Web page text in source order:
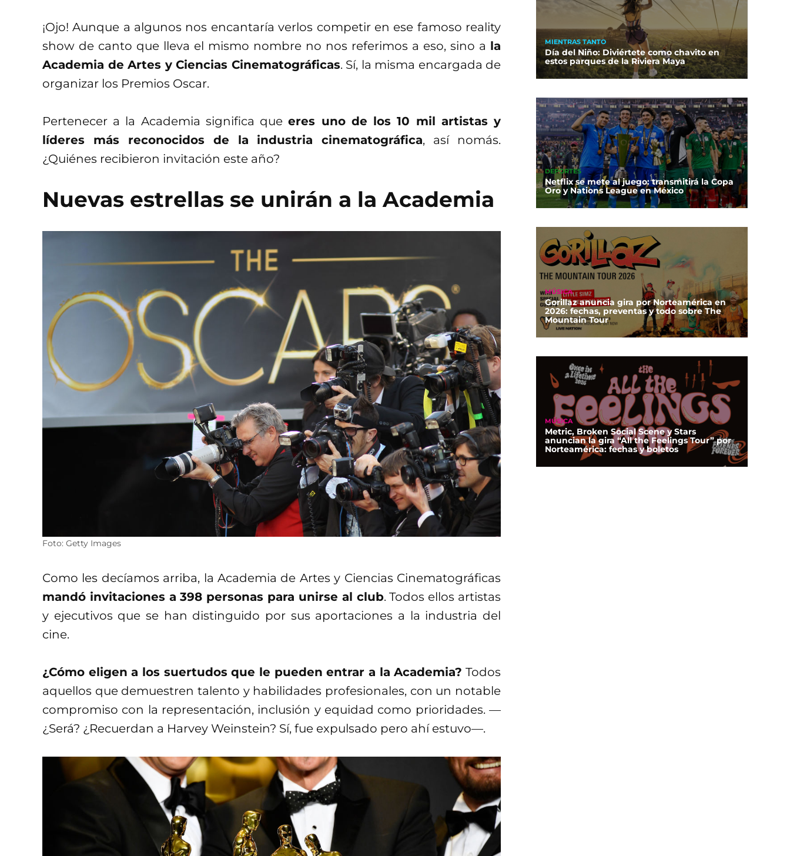
¡Ojo! Aunque a algunos nos encantaría verlos competir en ese famoso reality
show de canto que lleva el mismo nombre no nos referimos a eso, sino a la
Academia de Artes y Ciencias Cinematográficas. Sí, la misma encargada de
organizar los Premios Oscar.
Pertenecer a la Academia significa queeres uno de los 10 mil artistas y
líderes más reconocidos de la industria cinematográfica, así nomás.
¿Quiénes recibieron invitación este año?
Nuevas estrellas se unirán a la Academia
Foto: Getty Images
Como les decíamos arriba, la Academia de Artes y Ciencias Cinematográficas
mandó invitaciones a 398 personas para unirse al club. Todos ellos artistas
y ejecutivos que se han distinguido por sus aportaciones a la industria del
cine.
¿Cómo eligen a los suertudos que le pueden entrar a la Academia? Todos
aquellos que demuestren talento y habilidades profesionales, con un notable
compromiso con la representación, inclusión y equidad como prioridades. —
¿Será? ¿Recuerdan a Harvey Weinstein? Sí, fue expulsado pero ahí estuvo—.
MIENTRAS TANTO
Día del Niño: Diviértete como chavito en
estos parques de la Riviera Maya
DEPORTES
Netflix se mete al juego: transmitirá la Copa
Oro y Nations League en México
MÚSICA
Gorillaz anuncia gira por Norteamérica en
2026: fechas, preventas y todo sobre The
Mountain Tour
MÚSICA
Metric, Broken Social Scene y Stars
anuncian la gira “All the Feelings Tour” por
Norteamérica: fechas y boletos